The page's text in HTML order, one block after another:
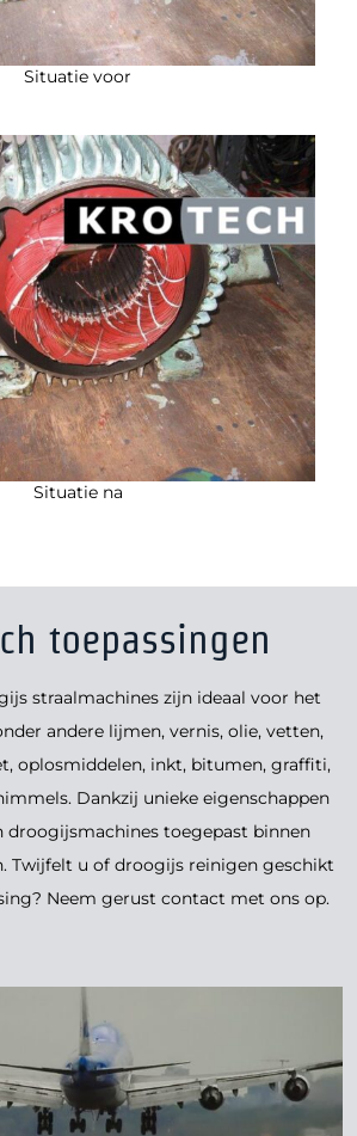
Situatie voor
Situatie na
toepassingen
straalmachines zijn ideaal voor het
andere lijmen, vernis, olie, vetten,
oplosmiddelen, inkt, bitumen, graffiti,
Dankzij unieke eigenschappen
droogijsmachines toegepast binnen
Twijfelt u of droogijs reinigen geschikt
Neem gerust contact met ons op.